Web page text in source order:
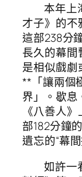
本年上
才子》的不
這部238分
長久的幕間
是相似戲劇
**「讓兩個
界」。歇息
《八善人
部182分鐘
遺忘的“幕
如許一